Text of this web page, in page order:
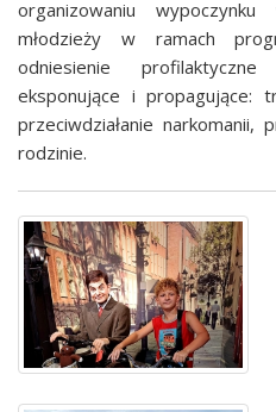
organizowaniu
młodzieży w ramach
odniesienie profilaktyczne
eksponujące i propagujące:
przeciwdziałanie narkomanii,
rodzinie.